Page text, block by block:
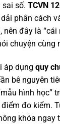
sai số. TCVN
phân cách
đây là “cái
chuyện cùng
áp dụng quy
bê nguyên
hình học”
đo kiểm.
khóa ngay